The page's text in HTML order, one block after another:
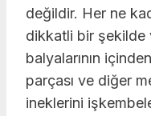
değildir. Her ne
dikkatli bir şekilde
balyalarının
parçası ve diğer
ineklerini